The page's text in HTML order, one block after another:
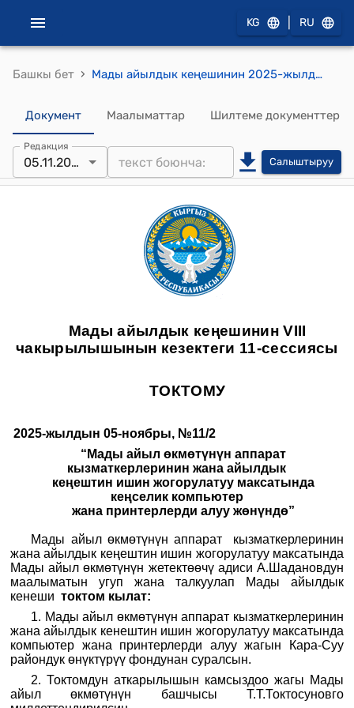
KG RU
Башкы бет › Мады айылдык кеңешинин 2025-жылдын 05-ноябрындагы № 11/2 “Мады айыл өкмөтүнүн аппарат кызматкерлеринин жана айылдык кеңештин ишин жогорулатуу максатында кеңселик компьютер жана принтерлерди алуу жөнүндө” токтому
Документ Маалыматтар Шилтеме документтер
Редакция
05.11.2025 Салыштыруу